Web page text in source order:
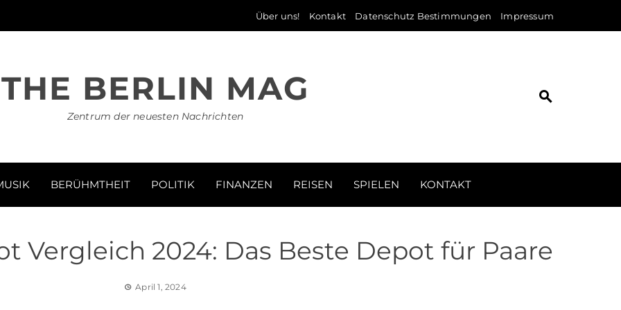
Über uns! Kontakt Datenschutz Bestimmungen Impressum
THE BERLIN MAG
Zentrum der neuesten Nachrichten
BERÜHMTHEIT POLITIK FINANZEN REISEN SPIELEN KONTAKT
Vergleich 2024: Das Beste Depot für Paare
April 1, 2024